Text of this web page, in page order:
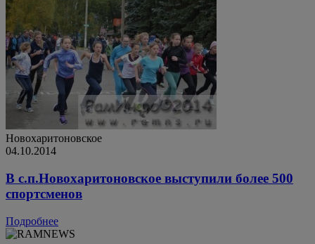
Новохаритоновское
04.10.2014
В с.п.Новохаритоновское выступили более 500
спортсменов
Подробнее